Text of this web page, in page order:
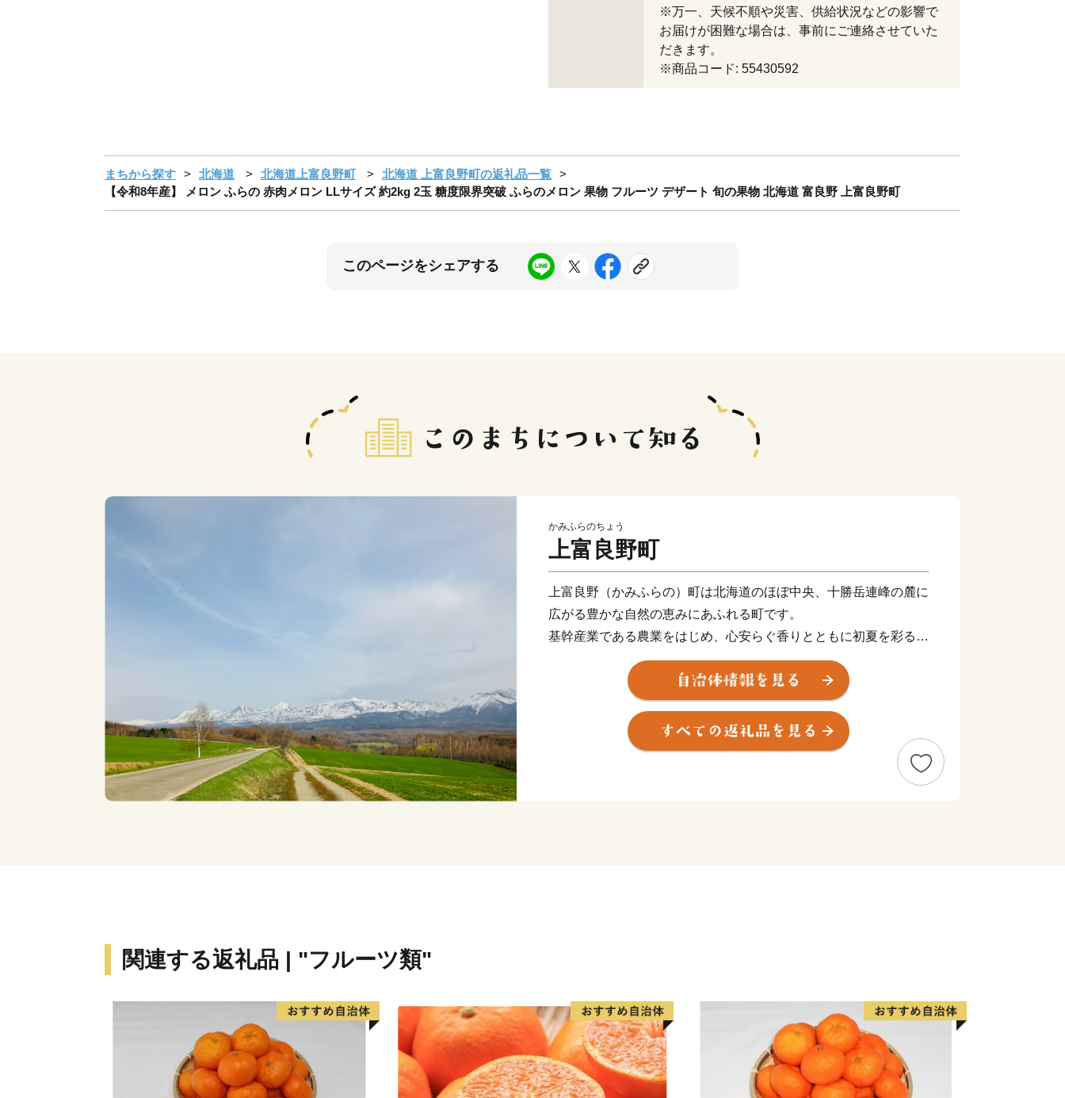
※万一、天候不順や災害、供給状況などの影響で
お届けが困難な場合は、事前にご連絡させていた
だきます。
※商品コード: 55430592
まちから探す 北海道 北海道上富良野町
北海道 上富良野町の返礼品一覧
【令和8年産】 メロン ふらの 赤肉メロン LLサイズ 約2kg 2玉 糖度限界突破 ふらのメロン 果物 フルーツ デザート 旬の果物 北海道 富良野 上富良野町
このページをシェアする
かみふらのちょう
上富良野町
上富良野（かみふらの）町は北海道のほぼ中央、十勝岳連峰の麓に
広がる豊かな自然の恵みにあふれる町です。
基幹産業である農業をはじめ、心安らぐ香りとともに初夏を彩るラ
ベンダー畑、きれいな水と空気でのびのび育む養豚業、雲を見下ろ
す十勝岳温泉郷、トレイルランやヒルクライム（自転車レース）・
バックカントリスキーなどのネイチャースポーツ・・・十勝岳や富
良野盆地の雄大な自然が織りなす四季折々の魅力はまさに北海道の
イイトコどり！
町産の大麦とホップをぜいたくに使用し、毎年ブリュワーがこだわ
👉メロン ふらの 赤肉メロン LLサイズ 約2kg 2玉 糖度限界突破 セ
ット
関連する返礼品 | "フルーツ類"